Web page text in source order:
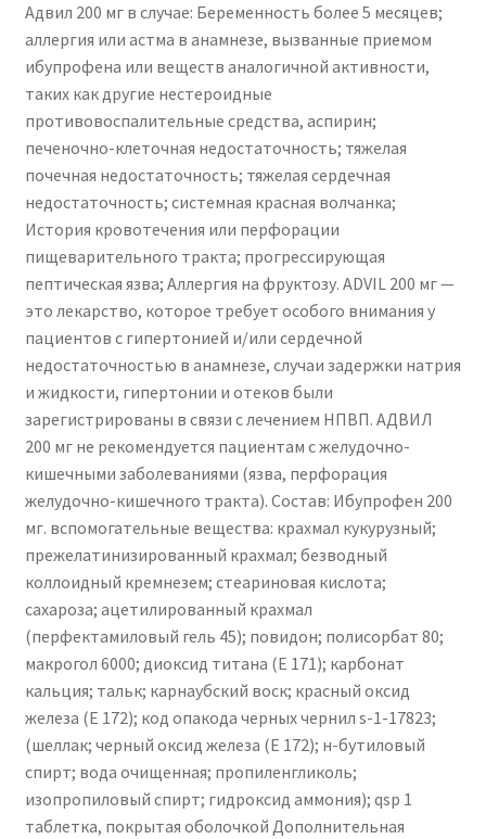
Адвил 200 мг в случае: Беременность более 5 месяцев;
аллергия или астма в анамнезе, вызванные приемом
ибупрофена или веществ аналогичной активности,
таких как другие нестероидные
противовоспалительные средства, аспирин;
печеночно-клеточная недостаточность; тяжелая
почечная недостаточность; тяжелая сердечная
недостаточность; системная красная волчанка;
История кровотечения или перфорации
пищеварительного тракта; прогрессирующая
пептическая язва; Аллергия на фруктозу. ADVIL 200 мг —
это лекарство, которое требует особого внимания у
пациентов с гипертонией и/или сердечной
недостаточностью в анамнезе, случаи задержки натрия
и жидкости, гипертонии и отеков были
зарегистрированы в связи с лечением НПВП. АДВИЛ
200 мг не рекомендуется пациентам с желудочно-
кишечными заболеваниями (язва, перфорация
желудочно-кишечного тракта). Состав: Ибупрофен 200
мг. вспомогательные вещества: крахмал кукурузный;
прежелатинизированный крахмал; безводный
коллоидный кремнезем; стеариновая кислота;
сахароза; ацетилированный крахмал
(перфектамиловый гель 45); повидон; полисорбат 80;
макрогол 6000; диоксид титана (Е 171); карбонат
кальция; тальк; карнаубский воск; красный оксид
железа (Е 172); код опакода черных чернил s-1-17823;
(шеллак; черный оксид железа (Е 172); н-бутиловый
спирт; вода очищенная; пропиленгликоль;
изопропиловый спирт; гидроксид аммония); qsp 1
таблетка, покрытая оболочкой Дополнительная